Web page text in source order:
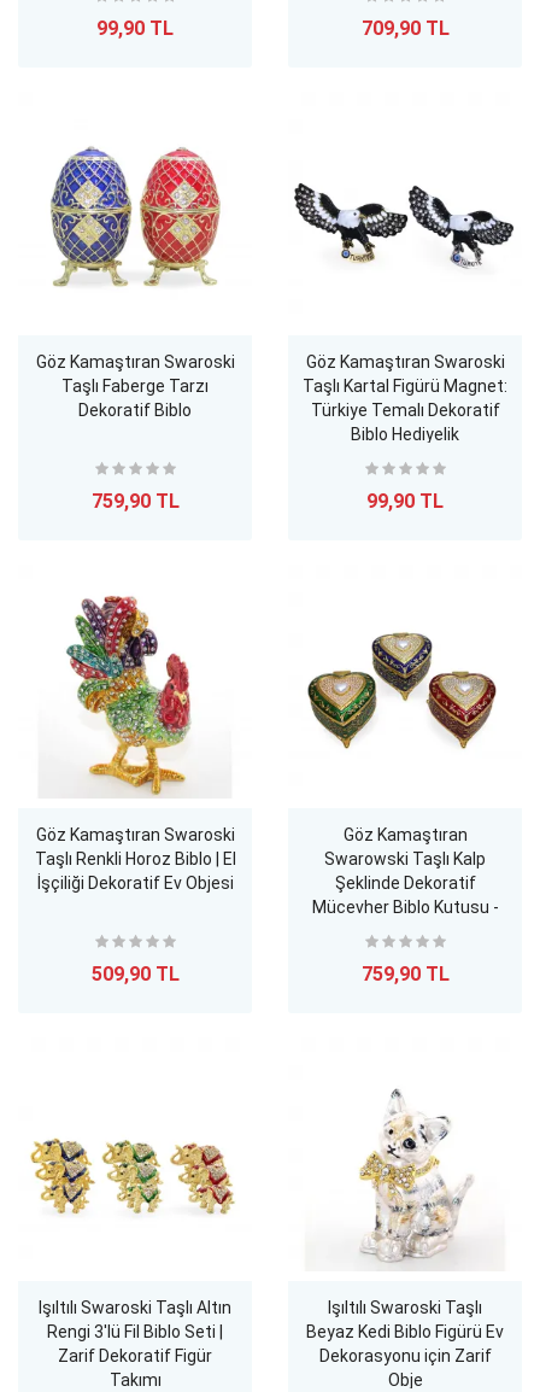
99,90 TL 709,90 TL
Göz Kamaştıran Swaroski
Taşlı Faberge Tarzı
Dekoratif Biblo
759,90 TL
Göz Kamaştıran Swaroski
Taşlı Kartal Figürü Magnet:
Türkiye Temalı Dekoratif
Biblo Hediyelik
99,90 TL
Göz Kamaştıran Swaroski
Taşlı Renkli Horoz Biblo | El
İşçiliği Dekoratif Ev Objesi
509,90 TL
Göz Kamaştıran
Swarowski Taşlı Kalp
Şeklinde Dekoratif
Mücevher Biblo Kutusu -
Özel Tasarım
759,90 TL
Işıltılı Swaroski Taşlı Altın
Rengi 3'lü Fil Biblo Seti |
Zarif Dekoratif Figür
Takımı
Işıltılı Swaroski Taşlı
Beyaz Kedi Biblo Figürü Ev
Dekorasyonu için Zarif
Obje